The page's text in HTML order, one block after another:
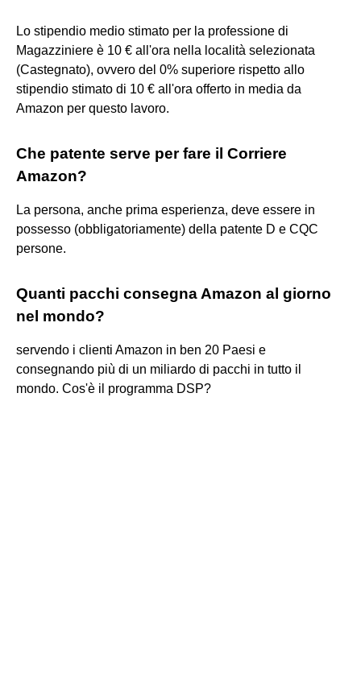
Lo stipendio medio stimato per la professione di
Magazziniere è 10 € all'ora nella località selezionata
(Castegnato), ovvero del 0% superiore rispetto allo
stipendio stimato di 10 € all'ora offerto in media da
Amazon per questo lavoro.
Che patente serve per fare il Corriere
Amazon?
La persona, anche prima esperienza, deve essere in
possesso (obbligatoriamente) della patente D e CQC
persone.
Quanti pacchi consegna Amazon al giorno
nel mondo?
servendo i clienti Amazon in ben 20 Paesi e
consegnando più di un miliardo di pacchi in tutto il
mondo. Cos'è il programma DSP?